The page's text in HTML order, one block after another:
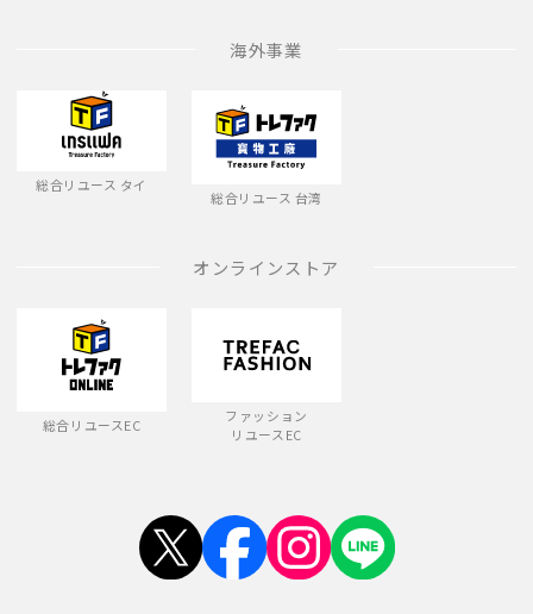
海外事業
総合リユース タイ
総合リユース 台湾
オンラインストア
総合リユースEC
ファッション
リユースEC